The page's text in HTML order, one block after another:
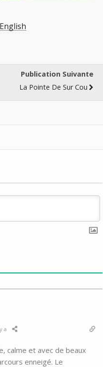
English
Publication Suivante
La Pointe De Sur Cou
a
calme et avec de beaux
enneigé. Le